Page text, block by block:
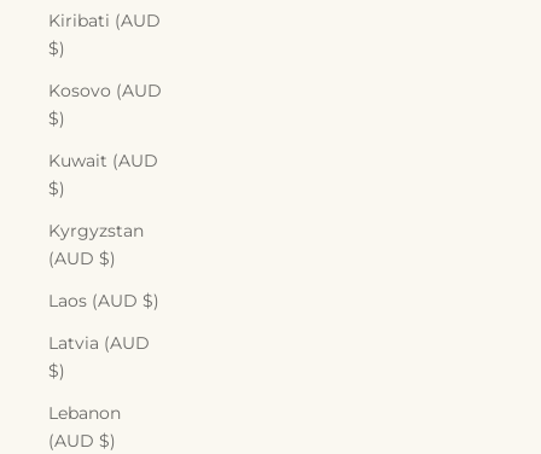
Kiribati (AUD
$)
Kosovo (AUD
$)
Kuwait (AUD
$)
Kyrgyzstan
(AUD $)
Laos (AUD $)
Latvia (AUD
$)
Lebanon
(AUD $)